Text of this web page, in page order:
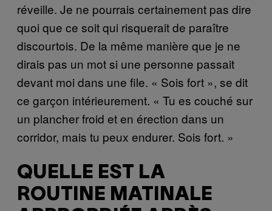
réveille. Je ne pourrais certainement pas dire
quoi que ce soit qui risquerait de paraître
discourtois. De la même manière que je ne
dirais pas un mot si une personne passait
devant moi dans une file. « Sois fort », se dit
ce garçon intérieurement. « Tu es couché sur
un plancher froid et en érection dans un
corridor, mais tu peux endurer. Sois fort. »
QUELLE EST LA
ROUTINE MATINALE